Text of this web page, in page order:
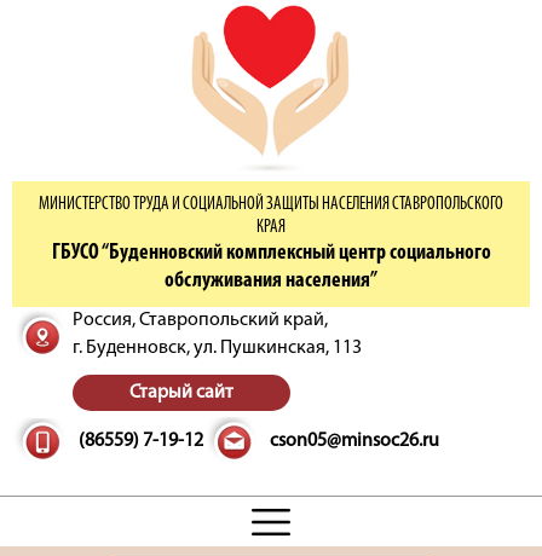
МИНИСТЕРСТВО ТРУДА И СОЦИАЛЬНОЙ ЗАЩИТЫ НАСЕЛЕНИЯ СТАВРОПОЛЬСКОГО
КРАЯ
ГБУСО “Буденновский комплексный центр социального
обслуживания населения”
Россия, Ставропольский край,
г. Буденновск,ул. Пушкинская, 113
Старый сайт
(86559) 7-19-12 cson05@minsoc26.ru